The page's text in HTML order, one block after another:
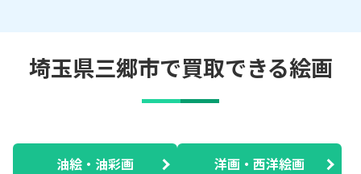
埼玉県三郷市で買取できる絵画
油絵・油彩画 洋画・西洋絵画